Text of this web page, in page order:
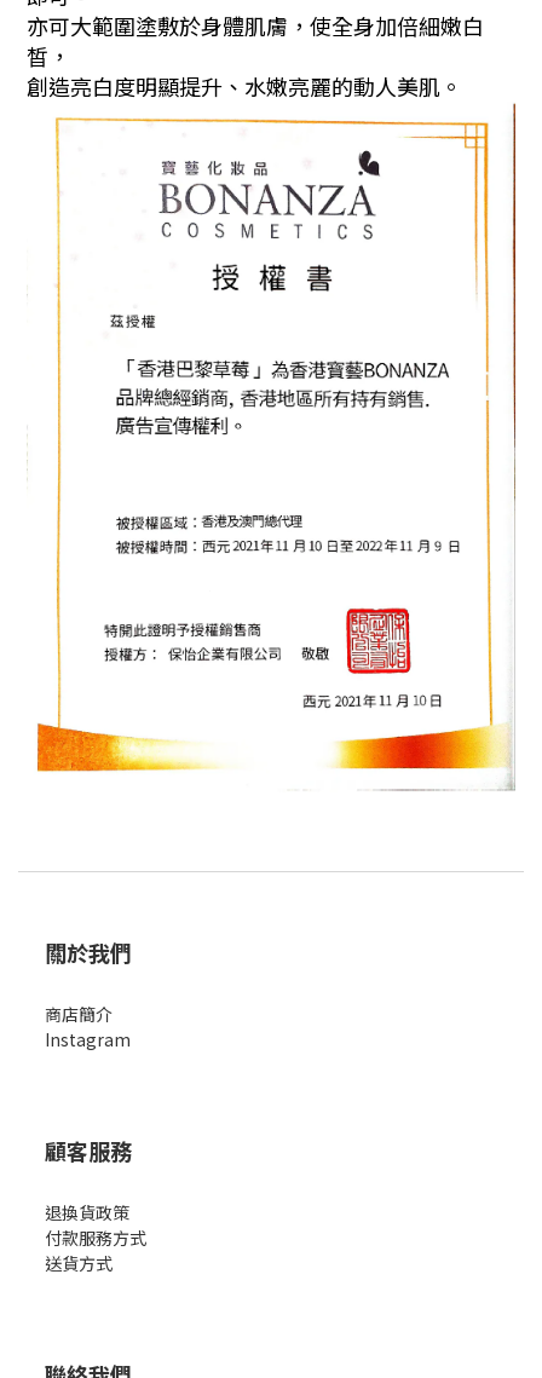
亦可大範圍塗敷於身體肌膚，使全身加倍細嫩白
皙，
創造亮白度明顯提升、水嫩亮麗的動人美肌。
關於我們
商店簡介
Instagram
顧客服務
退換貨政策
付款服務方式
送貨方式